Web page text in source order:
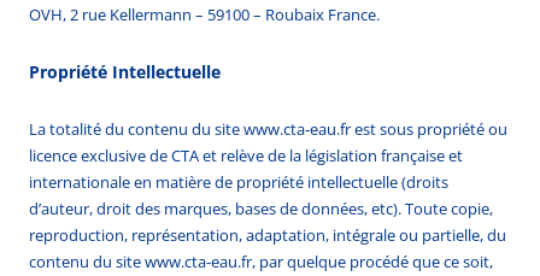
OVH, 2 rue Kellermann – 59100 – Roubaix France.
Propriété Intellectuelle
La totalité du contenu du site www.cta-eau.fr est sous propriété ou
licence exclusive de CTA et relève de la législation française et
internationale en matière de propriété intellectuelle (droits
d’auteur, droit des marques, bases de données, etc). Toute copie,
reproduction, représentation, adaptation, intégrale ou partielle, du
contenu du site www.cta-eau.fr, par quelque procédé que ce soit,